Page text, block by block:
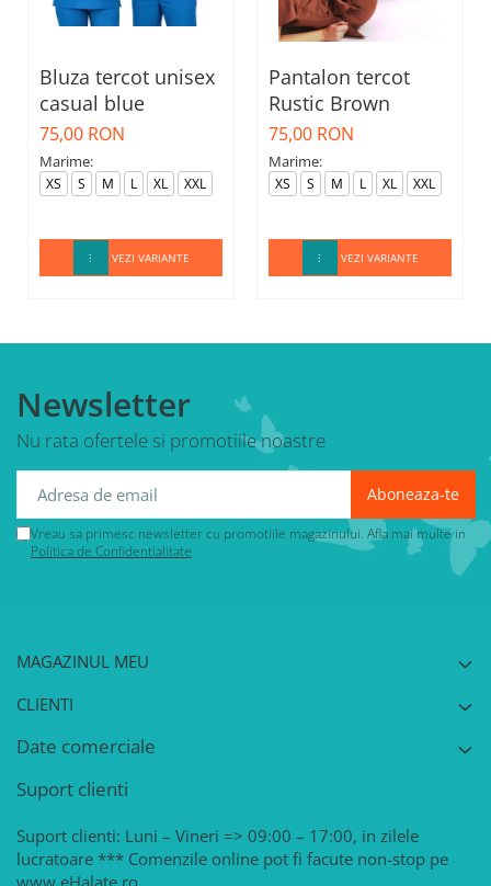
Bluza tercot unisex
casual blue
75,00 RON
Marime:
XS S M L XL XXL
VEZI VARIANTE
Pantalon tercot
Rustic Brown
75,00 RON
Marime:
XS S M L XL XXL
VEZI VARIANTE
Newsletter
Nu rata ofertele si promotiile noastre
Vreau sa primesc newsletter cu promotiile magazinului. Afla mai multe in
Politica de Confidentialitate
MAGAZINUL MEU
CLIENTI
Date comerciale
Suport clienti
Suport clienti: Luni – Vineri => 09:00 – 17:00, in zilele
lucratoare *** Comenzile online pot fi facute non-stop pe